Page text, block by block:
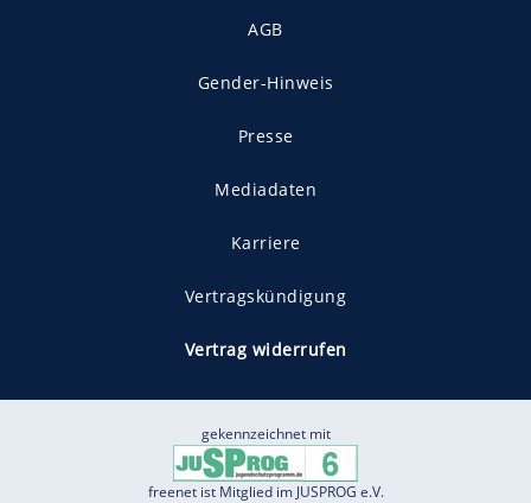
AGB
Gender-Hinweis
Presse
Mediadaten
Karriere
Vertragskündigung
Vertrag widerrufen
gekennzeichnet mit
freenet ist Mitglied im JUSPROG e.V.